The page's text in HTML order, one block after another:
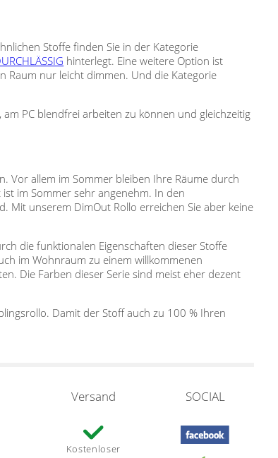
Stoffe finden Sie in der Kategorie
hinterlegt. Eine weitere Option ist
Raum nur leicht dimmen. Und die Kategorie
PC blendfrei arbeiten zu können und gleichzeitig
Vor allem im Sommer bleiben Ihre Räume durch
im Sommer sehr angenehm. In den
Mit unserem DimOut Rollo erreichen Sie aber keine
die funktionalen Eigenschaften dieser Stoffe
im Wohnraum zu einem willkommenen
Die Farben dieser Serie sind meist eher dezent
Damit der Stoff auch zu 100 % Ihren
Versand
Kostenloser
SOCIAL